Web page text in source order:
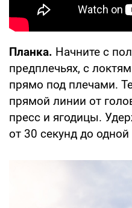
Планка. Начните с
предплечьях, с
прямо под плечами.
прямой линии от
пресс и ягодицы.
от 30 секунд до